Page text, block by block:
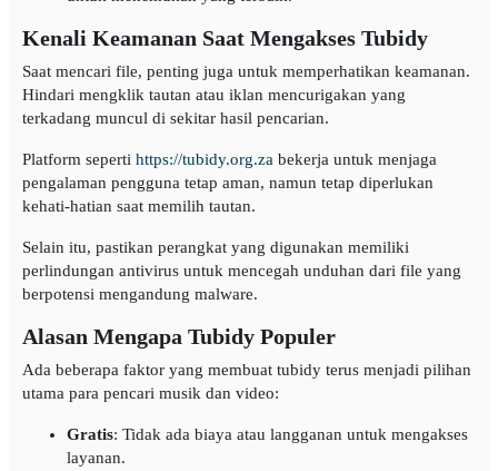
Kenali Keamanan Saat Mengakses Tubidy
Saat mencari file, penting juga untuk memperhatikan keamanan.
Hindari mengklik tautan atau iklan mencurigakan yang
terkadang muncul di sekitar hasil pencarian.
Platform seperti https://tubidy.org.za bekerja untuk menjaga
pengalaman pengguna tetap aman, namun tetap diperlukan
kehati-hatian saat memilih tautan.
Selain itu, pastikan perangkat yang digunakan memiliki
perlindungan antivirus untuk mencegah unduhan dari file yang
berpotensi mengandung malware.
Alasan Mengapa Tubidy Populer
Ada beberapa faktor yang membuat tubidy terus menjadi pilihan
utama para pencari musik dan video:
Gratis: Tidak ada biaya atau langganan untuk mengakses
layanan.